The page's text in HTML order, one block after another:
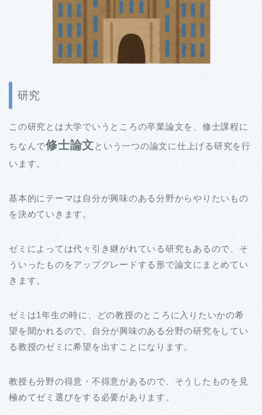
研究
この研究とは大学でいうところの卒業論文を、修士課程に
ちなんで修士論文という一つの論文に仕上げる研究を行
います。
基本的にテーマは自分が興味のある分野からやりたいもの
を決めていきます。
ゼミによっては代々引き継がれている研究もあるので、そ
ういったものをアップグレードする形で論文にまとめてい
きます。
ゼミは1年生の時に、どの教授のところに入りたいかの希
望を聞かれるので、自分が興味のある分野の研究をしてい
る教授のゼミに希望を出すことになります。
教授も分野の得意・不得意があるので、そうしたものを見
極めてゼミ選びをする必要があります。